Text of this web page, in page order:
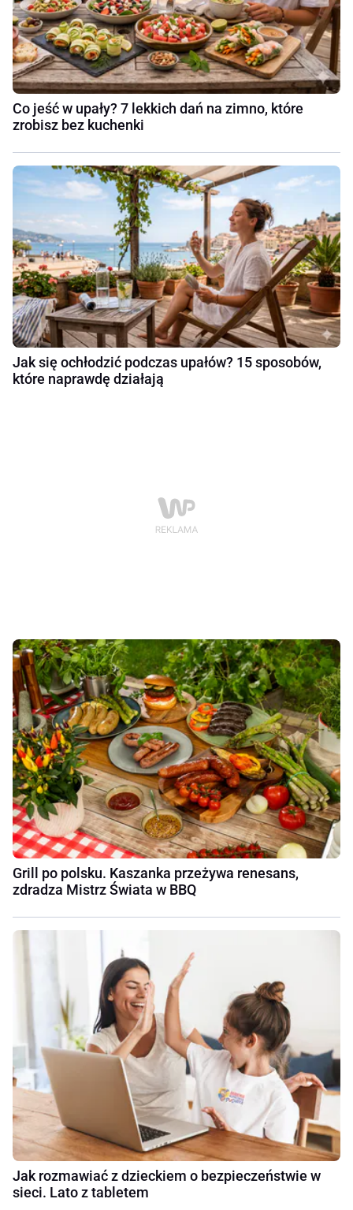
Co jeść w upały? 7 lekkich dań na zimno, które
zrobisz bez kuchenki
Jak się ochłodzić podczas upałów? 15 sposobów,
które naprawdę działają
Grill po polsku. Kaszanka przeżywa renesans,
zdradza Mistrz Świata w BBQ
Jak rozmawiać z dzieckiem o bezpieczeństwie w
sieci. Lato z tabletem